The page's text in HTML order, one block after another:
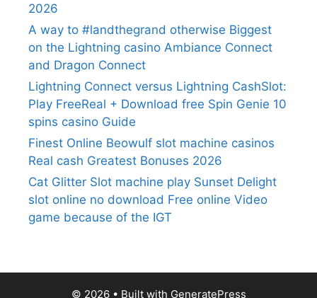
2026
A way to #landthegrand otherwise Biggest
on the Lightning casino Ambiance Connect
and Dragon Connect
Lightning Connect versus Lightning CashSlot:
Play FreeReal + Download free Spin Genie 10
spins casino Guide
Finest Online Beowulf slot machine casinos
Real cash Greatest Bonuses 2026
Cat Glitter Slot machine play Sunset Delight
slot online no download Free online Video
game because of the IGT
© 2026 • Built with GeneratePress